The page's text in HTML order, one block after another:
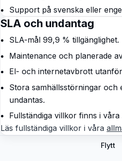
Support på svenska eller
SLA och undantag
SLA-mål 99,9 % tillgänglighet.
Maintenance och planerade
El- och internetavbrott
Stora samhällsstörningar och
undantas.
Fullständiga villkor finns i
Läs fullständiga villkor i våra
Flytt